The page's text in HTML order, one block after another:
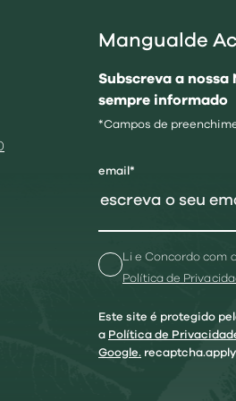
Mangualde
Subscreva a
sempre informado
*Campos de
email*
Li e Concordo com
Política de
Este site é protegido
a Política de
Google. recaptcha.apply